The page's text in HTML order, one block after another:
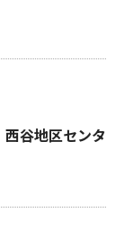
谷地区センタ